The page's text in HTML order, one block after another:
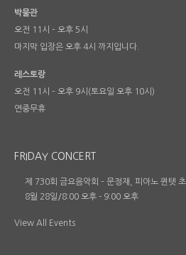
박물관
오전 11시 – 오후 5시
마지막 입장은 오후 4시 까지입니다.
레스토랑
오전 11시 – 오후 9시(토요일 오후 10시)
연중무휴
FRIDAY CONCERT
제 730회 금요음악회 – 문정재, 피아노 퀸텟
8월 28일/8:00 오후 - 9:00 오후
View All Events